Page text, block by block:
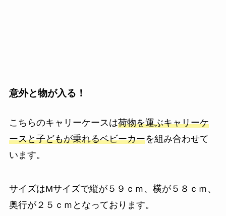
意外と物が入る！
こちらのキャリーケースは荷物を運ぶキャリーケ
ースと子どもが乗れるベビーカーを組み合わせて
います。
サイズはMサイズで縦が５９ｃｍ、横が５８ｃｍ、
奥行が２５ｃｍ となっております。